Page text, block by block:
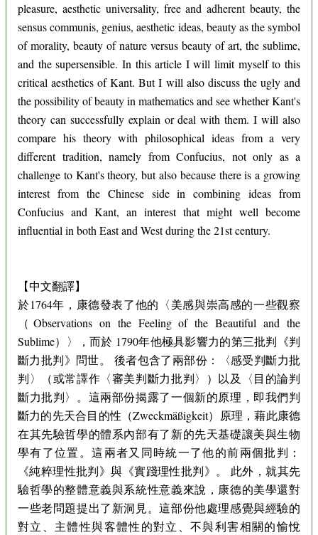
pleasure, aesthetic universality, free and adherent beauty, the
sensus communis, genius, aesthetic ideas, beauty as the symbol
of morality, beauty of nature versus beauty of art, the sublime,
and the supersensible. In this article I will limit myself to this
critical aesthetics of Kant. But I will also discuss the ugly and
the possibility of beauty in mathematics and see whether Kant's
theory can successfully explain or deal with them. I will also
compare his theory with philosophical ideas from a very
different tradition, namely from Confucius, not only as a
challenge to Kant's theory, but also because there is a growing
interest from the Chinese side in combining ideas from
Confucius and Kant, an interest that might well become
influential in both East and West during the 21st century.
【中文翻譯】
於1764年，康德發表了他的〈美感與崇高感的一些觀察
（Observations on the Feeling of the Beautiful and the
Sublime）〉，而於 1790年他極具影響力的第三批判《判
斷力批判》問世。 後者包含了兩部份：〈感受判斷力批
判〉（或常譯作〈審美判斷力批判〉）以及〈目的論判
斷力批判〉。這兩部份揭露了一個新的原理，即我們判
斷力的先天合目的性（Zweckmäßigkeit）原理，藉此康德
在其先驗哲學的體系內部有了新的先天基礎讓美與生物
學有了位置。這兩者又同時統一了他的前兩個批判：
《純粹理性批判》與《實踐理性批判》。 此外，就其先
驗哲學的整體意義與系統性意義來說，康德的美學還對
一些老問題提出了新洞見。這部份他處理感覺與經驗的
對立、主體性與客體性的對立、不與利害相關的愉悅